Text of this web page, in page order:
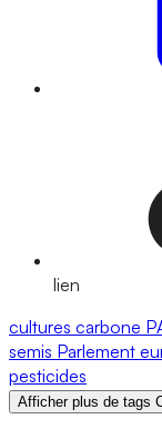
lien
cultures carbone
semis Parlement
pesticides
Afficher plus de tags